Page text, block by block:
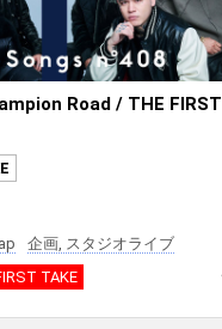
Road / THE FIRST
企画, スタジオライブ
TAKE